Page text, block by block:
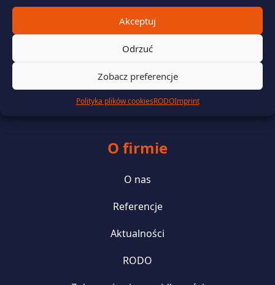
Akceptuj
Odrzuć
Zobacz preferencje
Polityka plików cookiesRODOImprint
Zarządzanie danymi rozliczeniowymi i telemetrycznymi
Zielona energia i efektywność energetyczna
O firmie
O nas
Referencje
Aktualności
RODO